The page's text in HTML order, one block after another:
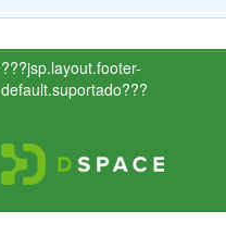
???jsp.layout.footer-
default.suportado???